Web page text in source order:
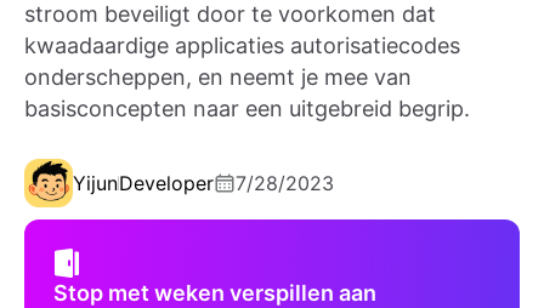
stroom beveiligt door te voorkomen dat
kwaadaardige applicaties autorisatiecodes
onderscheppen, en neemt je mee van
basisconcepten naar een uitgebreid begrip.
YijunDeveloper 7/28/2023
Stop met weken verspillen aan